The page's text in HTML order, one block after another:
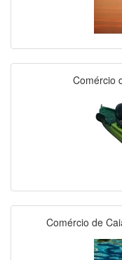
Comércio
Comércio de